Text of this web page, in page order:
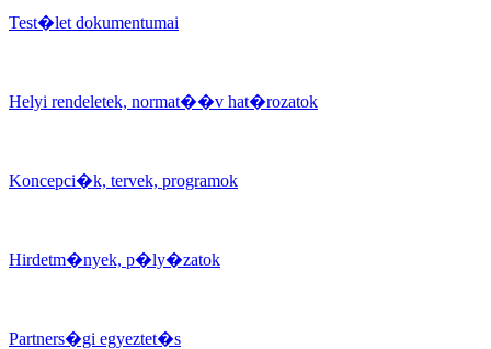
Test�let dokumentumai
Helyi rendeletek, normat��v hat�rozatok
Koncepci�k, tervek, programok
Hirdetm�nyek, p�ly�zatok
Partners�gi egyeztet�s